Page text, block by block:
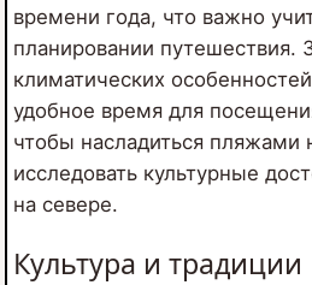
времени года, что важно
планировании путешествия.
климатических
удобное время для
чтобы насладиться пляжами
исследовать культурные
на севере.
Культура и традиции